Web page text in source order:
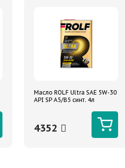
Масло ROLF Ultra SAE 5W-30
API SP A5/B5 синт. 4л
4352